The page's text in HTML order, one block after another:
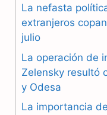
o
a
La nefasta
extranjeros
julio
La operación de
Zelensky resultó
y Odesa
La importancia